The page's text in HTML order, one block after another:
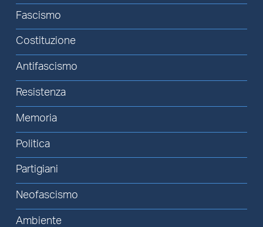
Fascismo
Costituzione
Antifascismo
Resistenza
Memoria
Politica
Partigiani
Neofascismo
Ambiente